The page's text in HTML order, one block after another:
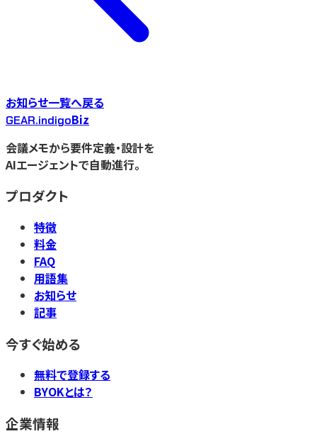
お知らせ一覧へ戻る
GEAR.indigoBiz
会議メモから要件定義・設計を
AIエージェントで自動進行。
プロダクト
特徴
料金
FAQ
用語集
お知らせ
記事
今すぐ始める
無料で登録する
BYOKとは？
企業情報